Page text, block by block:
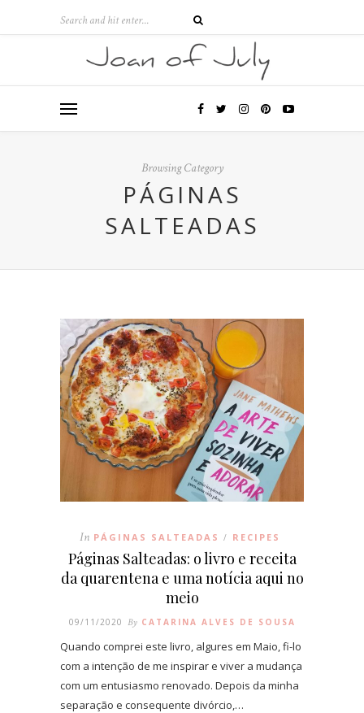
Browsing Category
PÁGINAS
SALTEADAS
In PÁGINAS SALTEADAS / RECIPES
Páginas Salteadas: o livro e receita
da quarentena e uma notícia aqui no
meio
09/11/2020 By CATARINA ALVES DE SOUSA
Quando comprei este livro, algures em Maio, fi-lo
com a intenção de me inspirar e viver a mudança
com um entusiasmo renovado. Depois da minha
separação e consequente divórcio,…